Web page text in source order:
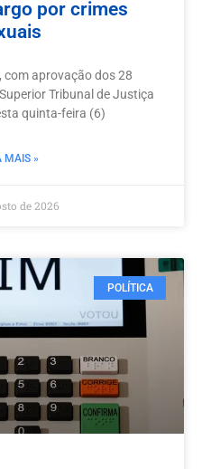
por crimes
com aprovação dos 28
Tribunal de Justiça
quinta-feira (6)
MAIS »
de 2026
POLÍTICA